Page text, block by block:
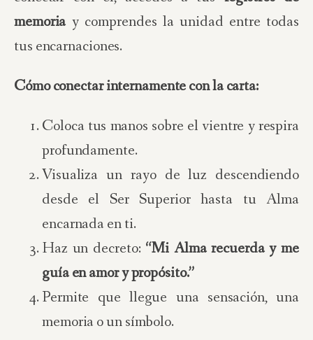
memoria y comprendes la unidad entre todas
tus encarnaciones.
Cómo conectar internamente con la carta:
Coloca tus manos sobre el vientre y respira
profundamente.
Visualiza un rayo de luz descendiendo
desde el Ser Superior hasta tu Alma
encarnada en ti.
Haz un decreto: “Mi Alma recuerda y me
guía en amor y propósito.”
Permite que llegue una sensación, una
memoria o un símbolo.